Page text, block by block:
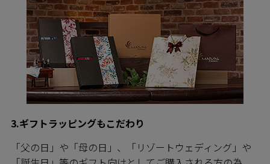
3.ギフトラッピングもこだわり
「父の日」や「母の日」、「リゾートウェディング」や